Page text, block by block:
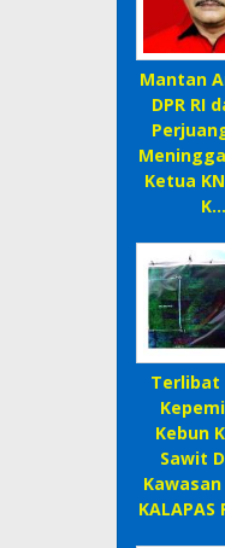
Mantan
DPR RI
Ketua
K…
Terlibat
Kebun
Sawit